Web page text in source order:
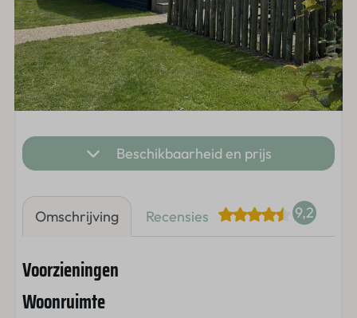
Beschikbaarheid en prijs
Omschrijving Recensies 9,2
Voorzieningen
Woonruimte